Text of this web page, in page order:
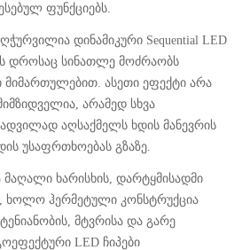
ფუნქციებს.
დინამიკური Sequential LED
სინათლე მოძრაობს
ასეთი ეფექტი არა
არამედ სხვა
აღსაქმელს ხდის მანევრის
უსაფრთხოებას გზაზე.
ხარისხის, დარტყმისადმი
ხოლო ჰერმეტული კონსტრუქცია
მტვრისა და გარე
LED ჩიპები